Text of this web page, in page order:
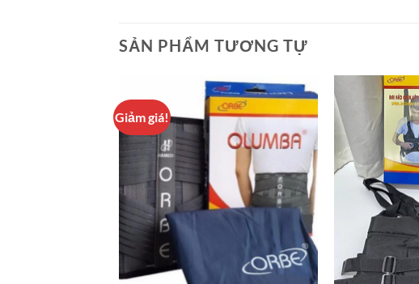
SẢN PHẨM TƯƠNG TỰ
Giảm giá!